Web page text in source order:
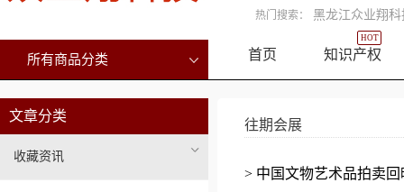
热门搜索： 黑龙江众业翔
所有商品分类 首页 知识产权
HOT
文章分类
收藏资讯
往期会展
> 中国文物艺术品拍卖回